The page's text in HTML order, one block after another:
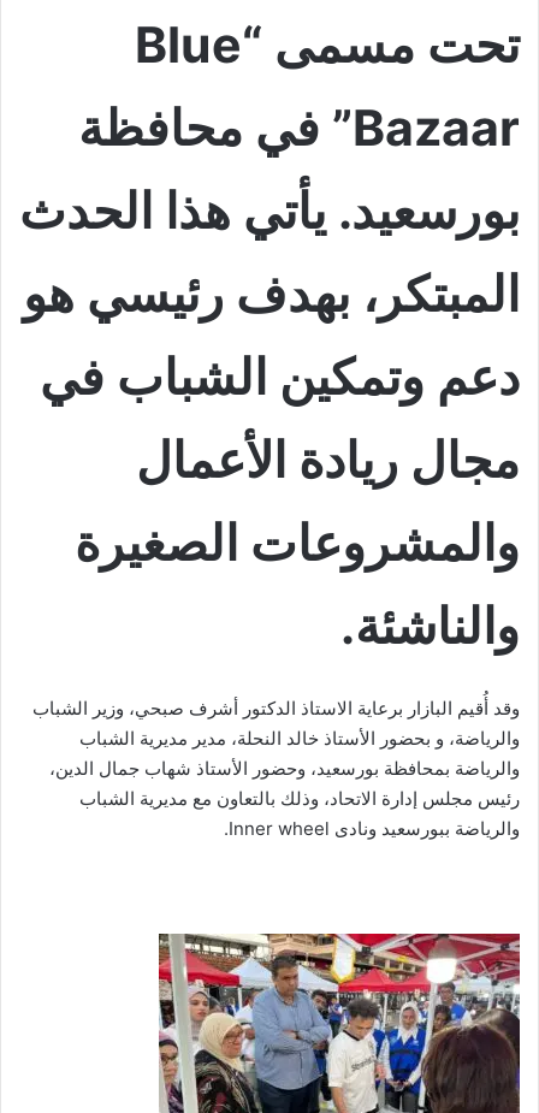
تحت مسمى “Blue
Bazaar” في محافظة
بورسعيد. يأتي هذا الحدث
المبتكر، بهدف رئيسي هو
دعم وتمكين الشباب في
مجال ريادة الأعمال
والمشروعات الصغيرة
والناشئة.
وقد أُقيم البازار برعاية الاستاذ الدكتور أشرف صبحي، وزير الشباب
والرياضة، و بحضور الأستاذ خالد النحلة، مدير مديرية الشباب
والرياضة بمحافظة بورسعيد، وحضور الأستاذ شهاب جمال الدين،
رئيس مجلس إدارة الاتحاد، وذلك بالتعاون مع مديرية الشباب
والرياضة ببورسعيد ونادى Inner wheel.